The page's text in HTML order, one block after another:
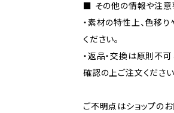
■ その他の情報や注意
・素材の特性上、色移
ください。
・返品・交換は原則不
確認の上ご注文ください
ご不明点はショップの